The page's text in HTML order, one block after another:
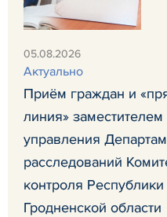
05.08.2026
Актуально
Приём граждан и
линия»
управления
расследований
контроля
Гродненской области